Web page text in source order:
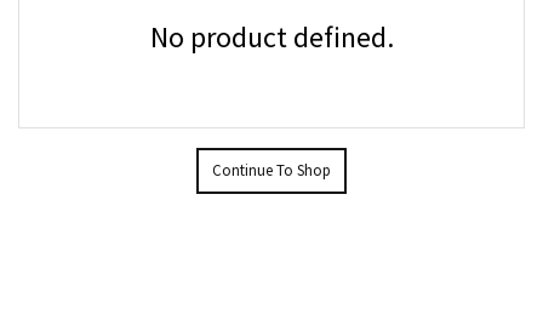
No product defined.
Continue To Shop